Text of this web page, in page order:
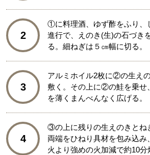
2
①に料理酒、ゆず酢をふり、
進行で、えのき(生)の石づき
る。細ねぎは５㎝幅に切る。
3
アルミホイル2枚に②の生え
敷く。その上に②の鮭を乗せ
を薄くまんべんなく広げる。
4
③の上に残りの生えのきとね
両端をひねり具材を包み込み
火より強めの火加減で約10分